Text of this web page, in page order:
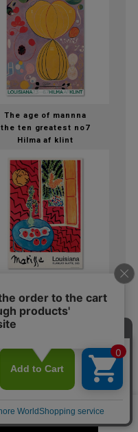
入れる
The age of mannna
the ten greatest no7
Hilma af klint
Henri matisse